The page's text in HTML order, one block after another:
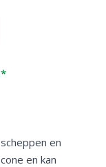
en
en kan